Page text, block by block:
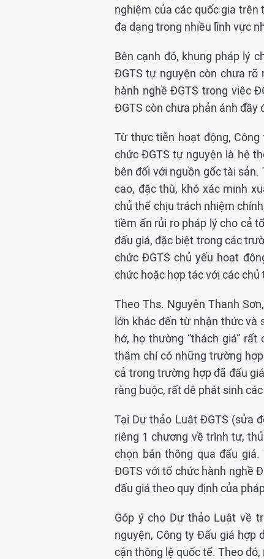
nghiệm của các quốc gia trên
đa dạng trong nhiều lĩnh vực
Bên cạnh đó, khung pháp lý
ĐGTS tự nguyện còn chưa rõ
hành nghề ĐGTS trong việc
ĐGTS còn chưa phản ánh đầy
Từ thực tiễn hoạt động,
chức ĐGTS tự nguyện là hệ
bên đối với nguồn gốc tài
cao, đặc thù, khó xác minh
chủ thể chịu trách nhiệm
tiềm ẩn rủi ro pháp lý cho cả
đấu giá, đặc biệt trong các
chức ĐGTS chủ yếu hoạt
chức hoặc hợp tác với các
Theo Ths. Nguyễn Thanh
lớn khác đến từ nhận thức và
hớ, họ thường “thách giá”
thậm chí có những trường
cả trong trường hợp đã đấu
ràng buộc, rất dễ phát sinh
Tại Dự thảo Luật ĐGTS (sửa
riêng 1 chương về trình tự,
chọn bán thông qua đấu
ĐGTS với tổ chức hành nghề
đấu giá theo quy định của
Góp ý cho Dự thảo Luật về
nguyện, Công ty Đấu giá hợp
cận thông lệ quốc tế. Theo